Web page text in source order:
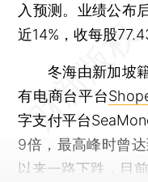
入预测。业绩公布
近14%，收每股
冬海由新加坡籍
有电商台平台
字支付平台
9倍，最高峰时曾
以来一路下跌，目